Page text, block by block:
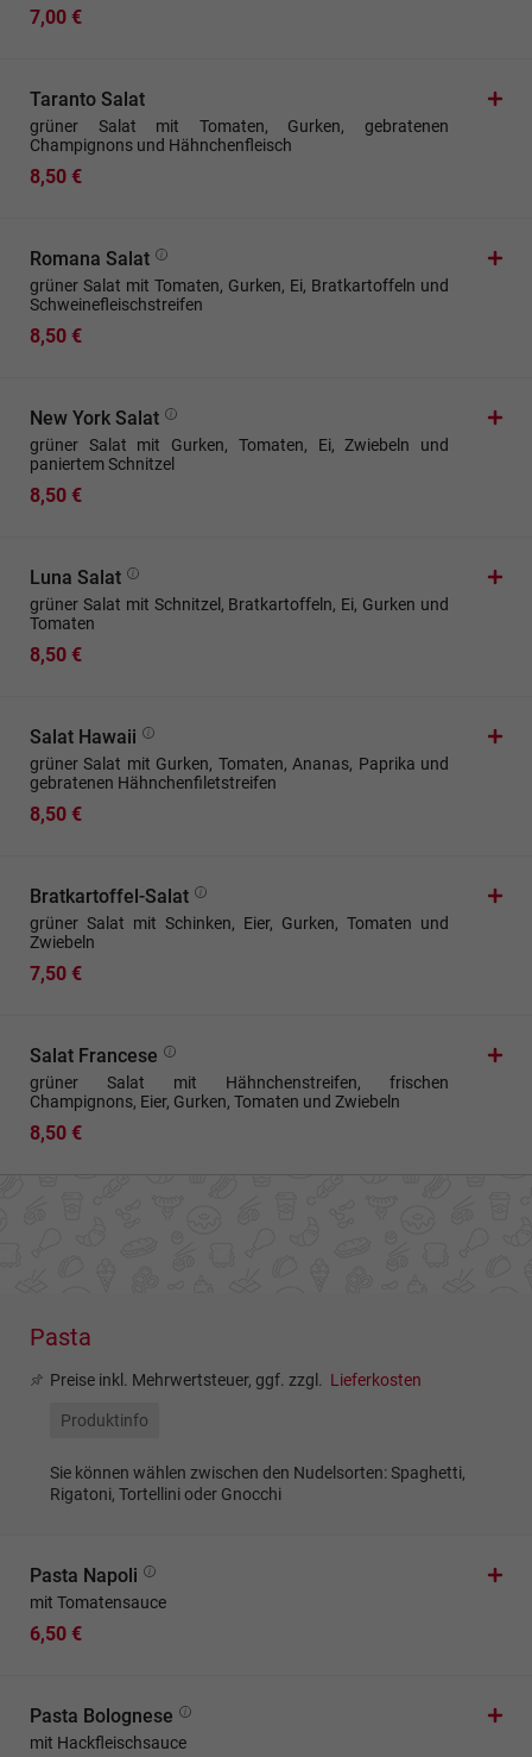
7,00 €
Taranto Salat
grüner Salat mit Tomaten, Gurken, gebratenen
Champignons und Hähnchenfleisch
8,50 €
Romana Salat
grüner Salat mit Tomaten, Gurken, Ei, Bratkartoffeln und
Schweinefleischstreifen
8,50 €
New York Salat
grüner Salat mit Gurken, Tomaten, Ei, Zwiebeln und
paniertem Schnitzel
8,50 €
Luna Salat
grüner Salat mit Schnitzel, Bratkartoffeln, Ei, Gurken und
Tomaten
8,50 €
Salat Hawaii
grüner Salat mit Gurken, Tomaten, Ananas, Paprika und
gebratenen Hähnchenfiletstreifen
8,50 €
Bratkartoffel-Salat
grüner Salat mit Schinken, Eier, Gurken, Tomaten und
Zwiebeln
7,50 €
Salat Francese
grüner Salat mit Hähnchenstreifen, frischen
Champignons, Eier, Gurken, Tomaten und Zwiebeln
8,50 €
Pasta
Preise inkl. Mehrwertsteuer, ggf. zzgl. Lieferkosten
Produktinfo
Sie können wählen zwischen den Nudelsorten: Spaghetti,
Rigatoni, Tortellini oder Gnocchi
Pasta Napoli
mit Tomatensauce
6,50 €
Pasta Bolognese
mit Hackfleischsauce